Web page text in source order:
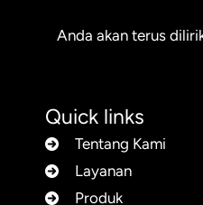
Anda akan terus
Quick links
Tentang Kami
Layanan
Produk